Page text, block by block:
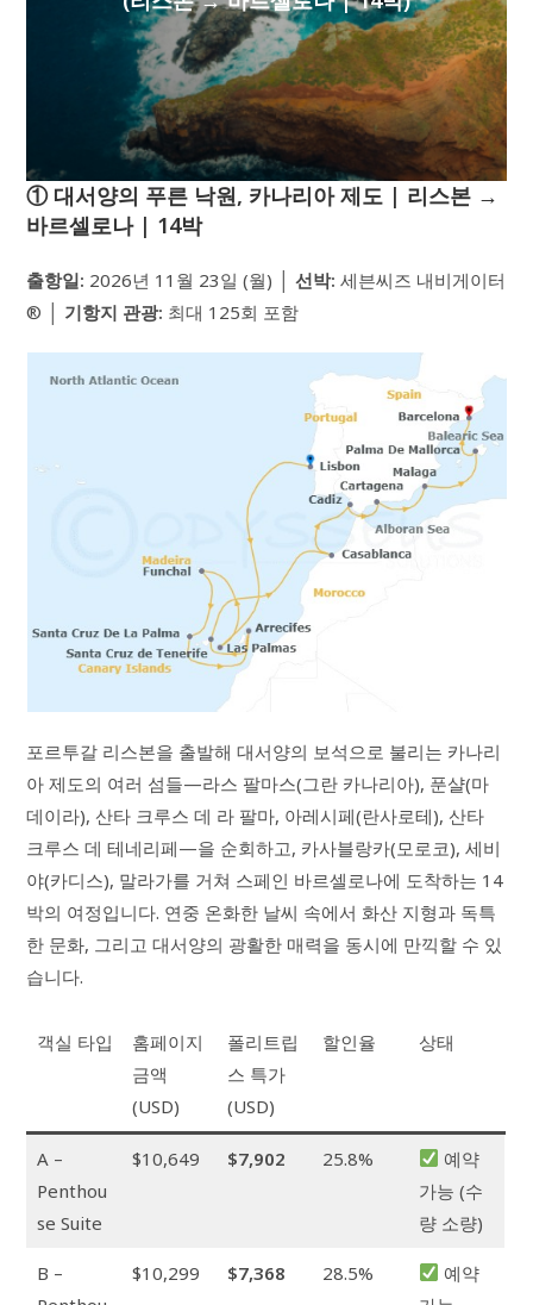
① 대서양의 푸른 낙원, 카나리아 제도 | 리스본 →
바르셀로나 | 14박
출항일: 2026년 11월 23일 (월) │선박: 세븐씨즈 내비게이터
® │ 기항지 관광: 최대 125회 포함
포르투갈 리스본을 출발해 대서양의 보석으로 불리는 카나리
아 제도의 여러 섬들—라스 팔마스(그란 카나리아), 푼샬(마
데이라), 산타 크루스 데 라 팔마, 아레시페(란사로테), 산타
크루스 데 테네리페—을 순회하고, 카사블랑카(모로코), 세비
야(카디스), 말라가를 거쳐 스페인 바르셀로나에 도착하는 14
박의 여정입니다. 연중 온화한 날씨 속에서 화산 지형과 독특
한 문화, 그리고 대서양의 광활한 매력을 동시에 만끽할 수 있
습니다.
객실 타입
홈페이지
금액
(USD)
폴리트립
스 특가
(USD)
할인율 상태
A –
Penthou
se Suite
$10,649 $7,902 25.8%
예약
가능 (수
량 소량)
B –
$10,299 $7,368 28.5%
예약